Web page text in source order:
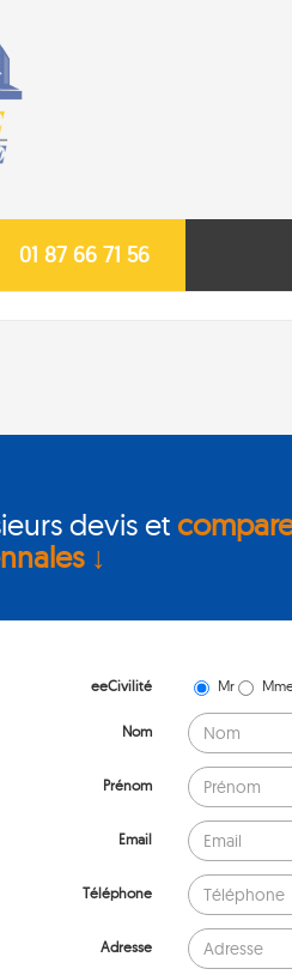
01 87 66 71 56
devis et
↓
eeCivilité Mr
Nom
Prénom
Email
Téléphone
Adresse